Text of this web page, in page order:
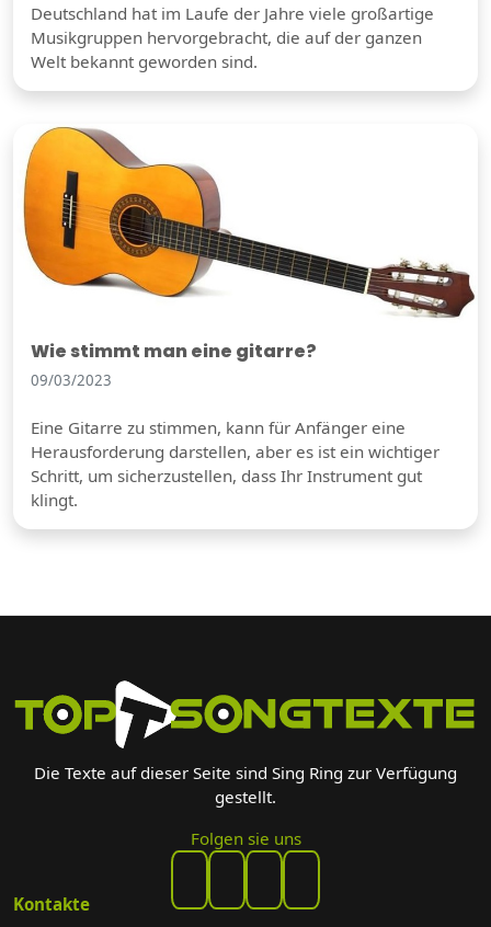
Deutschland hat im Laufe der Jahre viele großartige
Musikgruppen hervorgebracht, die auf der ganzen
Welt bekannt geworden sind.
Wie stimmt man eine gitarre?
09/03/2023
Eine Gitarre zu stimmen, kann für Anfänger eine
Herausforderung darstellen, aber es ist ein wichtiger
Schritt, um sicherzustellen, dass Ihr Instrument gut
klingt.
Die Texte auf dieser Seite sind Sing Ring zur Verfügung
gestellt.
Folgen sie uns
Kontakte